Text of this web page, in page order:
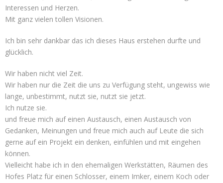
Interessen und Herzen.
Mit ganz vielen tollen Visionen.
Ich bin sehr dankbar das ich dieses Haus erstehen durfte und
glücklich.
Wir haben nicht viel Zeit.
Wir haben nur die Zeit die uns zu Verfügung steht, ungewiss wie
lange, unbestimmt, nutzt sie, nutzt sie jetzt.
Ich nutze sie.
und freue mich auf einen Austausch, einen Austausch von
Gedanken, Meinungen und freue mich auch auf Leute die sich
gerne auf ein Projekt ein denken, einfühlen und mit eingehen
können.
Vielleicht habe ich in den ehemaligen Werkstätten, Räumen des
Hofes Platz für einen Schlosser, einem Imker, einem Koch oder